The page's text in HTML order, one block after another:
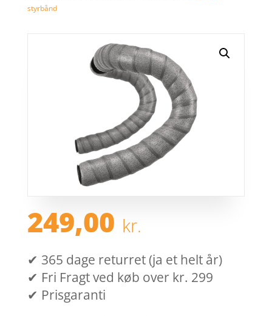
styrbånd
249,00 kr.
✔ 365 dage returret (ja et helt år)
✔ Fri Fragt ved køb over kr. 299
✔ Prisgaranti